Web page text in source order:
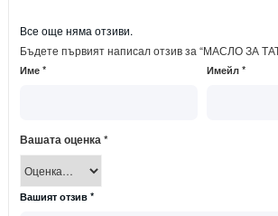
Все още няма отзиви.
Бъдете първият написал отзив за “МАСЛО ЗА
Име* Имейл*
Вашата оценка *
Вашият отзив*